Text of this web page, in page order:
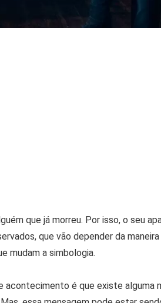
que já morreu. Por isso, o seu
que vão depender da
mudam a simbologia.
acontecimento é que existe alguma